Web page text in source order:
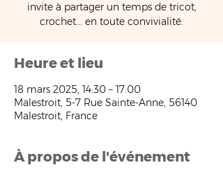
invite à partager un temps de tricot,
crochet... en toute convivialité.
Heure et lieu
18 mars 2025, 14:30 – 17:00
Malestroit, 5-7 Rue Sainte-Anne, 56140
Malestroit, France
À propos de l'événement